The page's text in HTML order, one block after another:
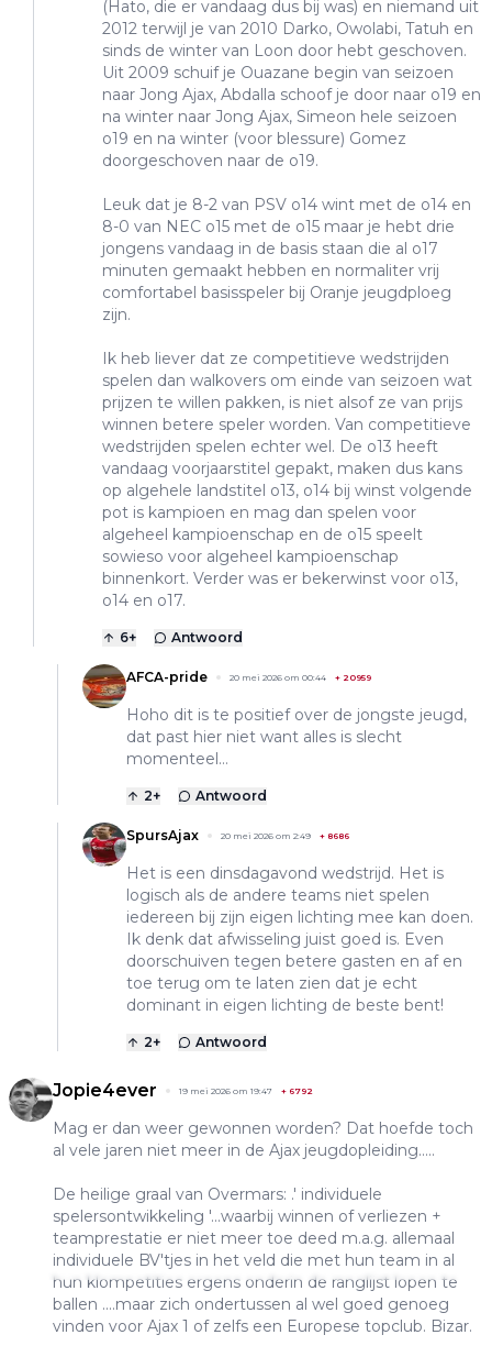
(Hato, die er vandaag dus bij was) en niemand uit
2012 terwijl je van 2010 Darko, Owolabi, Tatuh en
sinds de winter van Loon door hebt geschoven.
Uit 2009 schuif je Ouazane begin van seizoen
naar Jong Ajax, Abdalla schoof je door naar o19 en
na winter naar Jong Ajax, Simeon hele seizoen
o19 en na winter (voor blessure) Gomez
doorgeschoven naar de o19.
Leuk dat je 8-2 van PSV o14 wint met de o14 en
8-0 van NEC o15 met de o15 maar je hebt drie
jongens vandaag in de basis staan die al o17
minuten gemaakt hebben en normaliter vrij
comfortabel basisspeler bij Oranje jeugdploeg
zijn.
Ik heb liever dat ze competitieve wedstrijden
spelen dan walkovers om einde van seizoen wat
prijzen te willen pakken, is niet alsof ze van prijs
winnen betere speler worden. Van competitieve
wedstrijden spelen echter wel. De o13 heeft
vandaag voorjaarstitel gepakt, maken dus kans
op algehele landstitel o13, o14 bij winst volgende
pot is kampioen en mag dan spelen voor
algeheel kampioenschap en de o15 speelt
sowieso voor algeheel kampioenschap
binnenkort. Verder was er bekerwinst voor o13,
o14 en o17.
6+ Antwoord
AFCA-pride 20 mei 2026 om 00:44 + 20959
Hoho dit is te positief over de jongste jeugd,
dat past hier niet want alles is slecht
momenteel…
2+ Antwoord
SpursAjax 20 mei 2026 om 2:49 + 8686
Het is een dinsdagavond wedstrijd. Het is
logisch als de andere teams niet spelen
iedereen bij zijn eigen lichting mee kan doen.
Ik denk dat afwisseling juist goed is. Even
doorschuiven tegen betere gasten en af en
toe terug om te laten zien dat je echt
dominant in eigen lichting de beste bent!
2+ Antwoord
Jopie4ever 19 mei 2026 om 19:47 + 6792
Mag er dan weer gewonnen worden? Dat hoefde toch
al vele jaren niet meer in de Ajax jeugdopleiding.....
De heilige graal van Overmars: .' individuele
spelersontwikkeling '...waarbij winnen of verliezen +
teamprestatie er niet meer toe deed m.a.g. allemaal
individuele BV'tjes in het veld die met hun team in al
hun klompetities ergens onderin de ranglijst lopen te
ballen ....maar zich ondertussen al wel goed genoeg
vinden voor Ajax 1 of zelfs een Europese topclub. Bizar.